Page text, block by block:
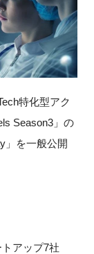
特化型アク
Season3」の
」を一般公開
アップ7社